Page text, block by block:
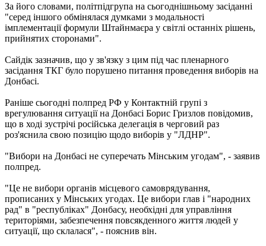
За його словами, політпідгрупа на сьогоднішньому засіданні
"серед іншого обмінялася думками з модальності
імплементації формули Штайнмаєра у світлі останніх рішень,
прийнятих сторонами".
Сайдік зазначив, що у зв'язку з цим під час пленарного
засідання ТКГ було порушено питання проведення виборів на
Донбасі.
Раніше сьогодні полпред РФ у Контактній групі з
врегулювання ситуації на Донбасі Борис Гризлов повідомив,
що в ході зустрічі російська делегація в черговий раз
роз'яснила свою позицію щодо виборів у "ЛДНР".
"Вибори на Донбасі не суперечать Мінським угодам", - заявив
полпред.
"Це не вибори органів місцевого самоврядування,
прописаних у Мінських угодах. Це вибори глав і "народних
рад" в "республіках" Донбасу, необхідні для управління
територіями, забезпечення повсякденного життя людей у
ситуації, що склалася", - пояснив він.